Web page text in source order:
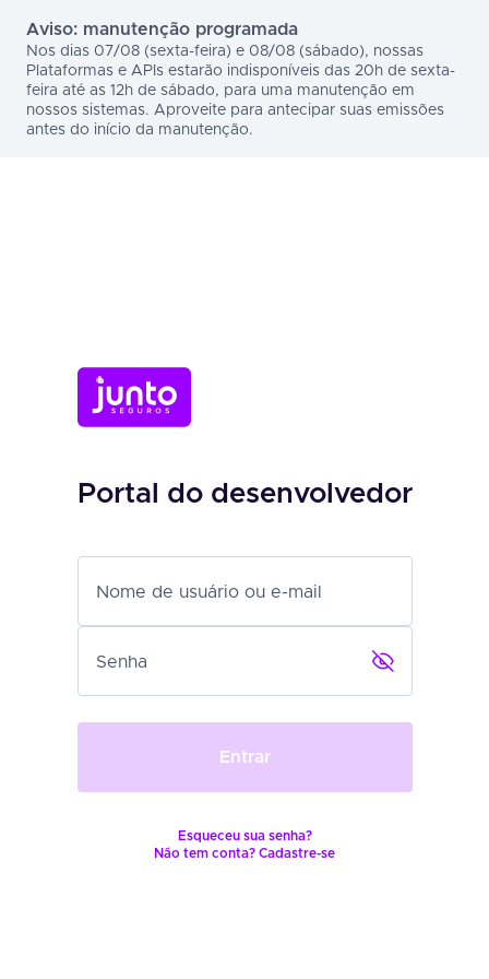
Portal do desenvolvedor
Nome de usuário ou e-mail
Senha
Entrar
Esqueceu sua senha?
Não tem conta? Cadastre-se
Aviso: manutenção programada
Nos dias 07/08 (sexta-feira) e 08/08 (sábado), nossas
Plataformas e APIs estarão indisponíveis das 20h de sexta-
feira até as 12h de sábado, para uma manutenção em
nossos sistemas. Aproveite para antecipar suas emissões
antes do início da manutenção.